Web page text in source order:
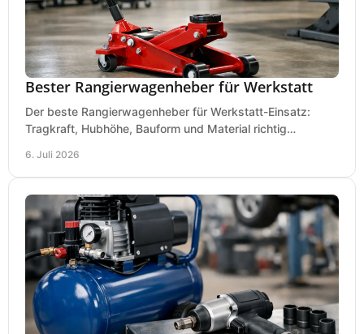
Bester Rangierwagenheber für Werkstatt
Der beste Rangierwagenheber für Werkstatt-Einsatz:
Tragkraft, Hubhöhe, Bauform und Material richtig
6. Juli 2026